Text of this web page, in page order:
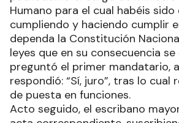
Humano para el cual habéis sido
cumpliendo y haciendo cumplir
dependa la Constitución
leyes que en su consecuencia se
preguntó el primer mandatario,
respondió: “Sí, juro”, tras lo
de puesta en funciones.
Acto seguido, el escribano